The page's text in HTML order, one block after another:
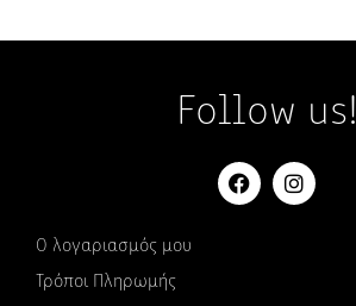
Follow us!
Ο λογαριασμός μου
Τρόποι Πληρωμής